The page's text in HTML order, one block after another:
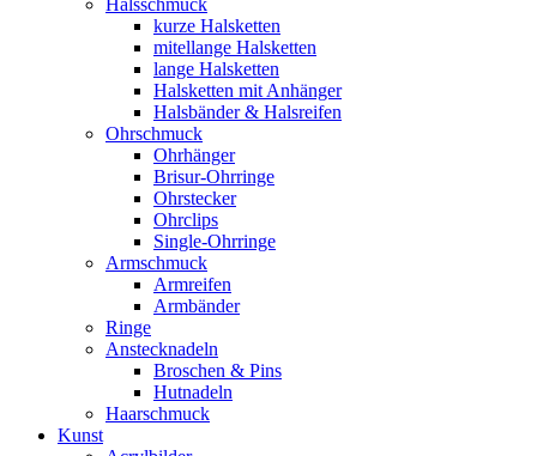
Halsschmuck
kurze Halsketten
mitellange Halsketten
lange Halsketten
Halsketten mit Anhänger
Halsbänder & Halsreifen
Ohrschmuck
Ohrhänger
Brisur-Ohrringe
Ohrstecker
Ohrclips
Single-Ohrringe
Armschmuck
Armreifen
Armbänder
Ringe
Anstecknadeln
Broschen & Pins
Hutnadeln
Haarschmuck
Kunst